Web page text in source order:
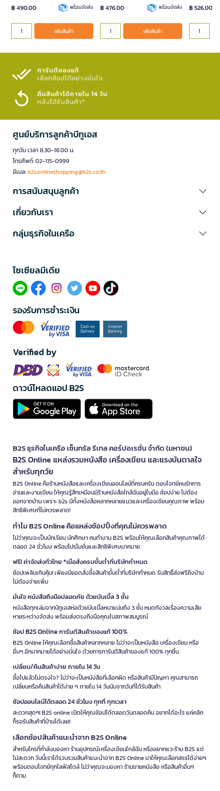
฿ 490.00 พร้อมจัดส่ง
เพิ่มสินค้า
฿ 476.00 พร้อมจัดส่ง
เพิ่มสินค้า
฿ 526.00
การันตีของแท้
เลือกช้อปได้อย่างมั่นใจ​
คืนสินค้าได้ภายใน 14 วัน
หลังได้รับสินค้า*
ศูนย์บริการลูกค้าบีทูเอส
ทุกวัน เวลา 8.30-18.00 น.
โทรศัพท์: 02-115-0999
อีเมล:b2sonlineshopping@b2s.co.th
การสนับสนุนลูกค้า
เกี่ยวกับเรา
กลุ่มธุรกิจในเครือ
โซเซียลมีเดีย​
รองรับการชำระเงิน
Verified by
ดาวน์โหลดแอป B2S
B2S ธุรกิจในเครือ เซ็นทรัล รีเทล คอร์ปอเรชั่น จำกัด (มหาชน)
B2S Online แหล่งรวมหนังสือ เครื่องเขียน และแรงบันดาลใจ
สำหรับทุกวัย
B2S Online คือร้านหนังสือและเครื่องเขียนออนไลน์ที่ครบครัน ตอบโจทย์คนรักการ
อ่านและงานเขียน ให้คุณรู้สึกเหมือนมีร้านหนังสือใกล้ฉันอยู่ในมือ ช้อปง่าย ไม่ต้อง
ออกจากบ้าน เพราะ b2s มีทั้งหนังสือหลากหลายแนวและเครื่องเขียนคุณภาพ พร้อม
สิทธิพิเศษที่ไม่ควรพลาด!
ทำไม B2S Online คือแหล่งช้อปปิ้งที่คุณไม่ควรพลาด
ไม่ว่าคุณจะเป็นนักเรียน นักศึกษา คนทำงาน B2S พร้อมให้คุณเลือกสินค้าคุณภาพได้
ตลอด 24 ชั่วโมง พร้อมโปรโมชั่นและสิทธิพิเศษมากมาย
ฟรี! ค่าจัดส่งทั่วไทย *เมื่อสั่งครบขั้นต่ำที่บริษัทกำหนด
ช้อปเพลินเกินคุ้ม! เพียงมียอดสั่งซื้อสินค้าขั้นต่ำที่บริษัทกำหนด รับสิทธิ์ส่งฟรีถึงบ้าน
ไม่ต้องจ่ายเพิ่ม
มั่นใจ หนังสือถึงมือปลอดภัย ด้วยบับเบิ้ล 3 ชั้น
หนังสือทุกเล่มจากบีทูเอสห่อด้วยบับเบิ้ลหนาแน่นถึง 3 ชั้น หมดกังวลเรื่องความเสีย
หายระหว่างจัดส่ง พร้อมส่งตรงถึงมือคุณในสภาพสมบูรณ์
ช้อป B2S Online การันตีสินค้าของแท้ 100%
B2S Online ให้คุณเลือกซื้อสินค้าหลากหลาย ไม่ว่าจะเป็นหนังสือ เครื่องเขียน หรือ
อื่นๆ อีกมากมายได้อย่างมั่นใจ ด้วยการการันตีสินค้าของแท้ 100% ทุกชิ้น
เปลี่ยน/คืนสินค้าง่าย ภายใน 14 วัน
ซื้อไปแล้วไม่ตรงใจ? ไม่ว่าจะเป็นหนังสือที่เลือกผิด หรือสินค้ามีปัญหา คุณสามารถ
เปลี่ยนหรือคืนสินค้าได้ง่าย ๆ ภายใน 14 วันนับจากวันที่ได้รับสินค้า
ช้อปออนไลน์ได้ตลอด 24 ชั่วโมง ทุกที่ ทุกเวลา
สะดวกสุดๆ! B2S online เปิดให้คุณช้อปได้ตลอดวันตลอดคืน อยากได้อะไร แค่คลิก
ก็รอรับสินค้าที่บ้านได้เลย!
เลือกช้อปสินค้าแนะนำจาก B2S Online
สำหรับใครที่กำลังมองหา ร้านอุปกรณ์เครื่องเขียนใกล้ฉัน หรืออยากแวะร้าน B2S แต่
ไม่สะดวก วันนี้เราได้รวบรวมสินค้าแนะนำจาก B2S Online มาให้คุณเลือกสรรได้ง่ายๆ
พร้อมตอบโจทย์ทุกไลฟ์สไตล์ ไม่ว่าคุณจะมองหา ร้านขายหนังสือ หรือสินค้าอื่นๆ
ก็ตาม